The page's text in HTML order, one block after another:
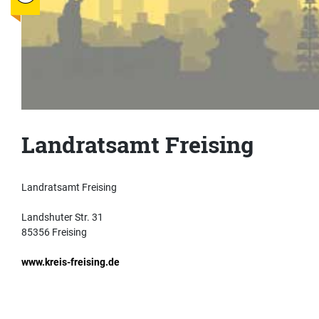
Landratsamt Freising
Landratsamt Freising
Landshuter Str. 31
85356 Freising
www.kreis-freising.de